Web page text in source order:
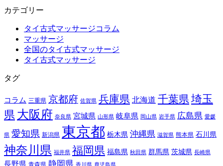
カテゴリー
タイ古式マッサージコラム
マッサージ
全国のタイ古式マッサージ
タイ古式マッサージ
タグ
コラム 三重県 京都府 佐賀県 兵庫県 北海道 千葉県埼玉
県 大阪府 奈良県 宮城県 山形県 岐阜県 岡山県 岩手県 広島県 愛媛
県 愛知県 新潟県 東京都 栃木県 沖縄県 滋賀県 熊本県 石川県
神奈川県 福井県 福岡県 福島県 秋田県 群馬県 茨城県 長崎県
長野県 青森県 静岡県 香川県 鹿児島県